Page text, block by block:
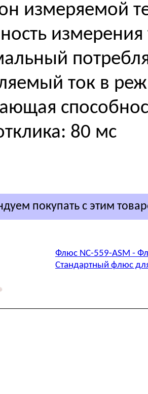
измеряемой
ток в
80 мс
покупать с этим
Флюс NC-559-ASM -
Стандартный флюс